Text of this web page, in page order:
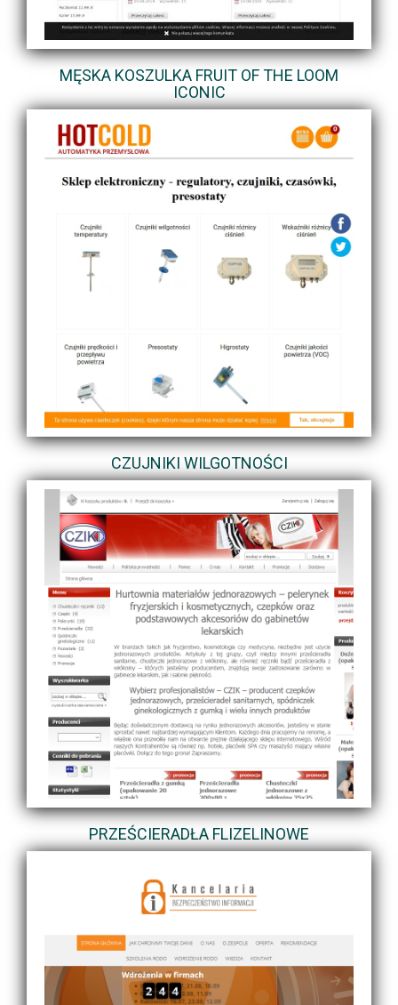
MĘSKA KOSZULKA FRUIT OF THE LOOM
ICONIC
CZUJNIKI WILGOTNOŚCI
PRZEŚCIERADŁA FLIZELINOWE